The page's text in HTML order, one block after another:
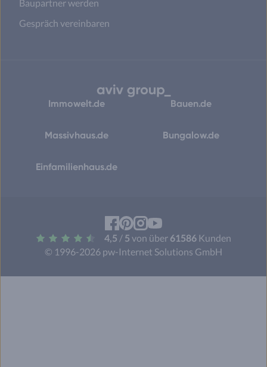
Baupartner werden
Gespräch vereinbaren
Immowelt.de Bauen.de
Massivhaus.de Bungalow.de
Einfamilienhaus.de
© 1996-2026 pw-Internet Solutions GmbH
4,5 / 5 von über 61586Kunden
Facebook
Pinterest
Instagram